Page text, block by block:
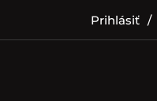
Prihlásiť